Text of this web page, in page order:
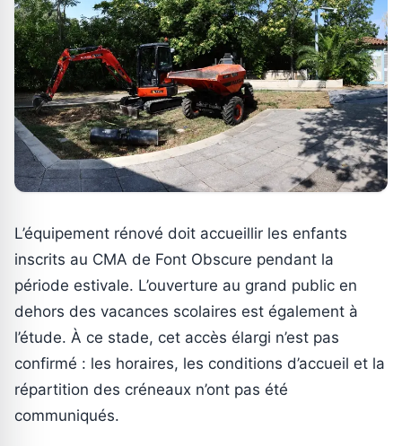
L’équipement rénové doit accueillir les enfants
inscrits au CMA de Font Obscure pendant la
période estivale. L’ouverture au grand public en
dehors des vacances scolaires est également à
l’étude. À ce stade, cet accès élargi n’est pas
confirmé : les horaires, les conditions d’accueil et la
répartition des créneaux n’ont pas été
communiqués.